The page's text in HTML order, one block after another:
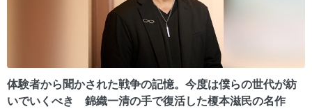
体験者から聞かされた戦争の記憶。今度は僕らの世代が紡
いでいくべき 錦織一清の手で復活した榎本滋民の名作